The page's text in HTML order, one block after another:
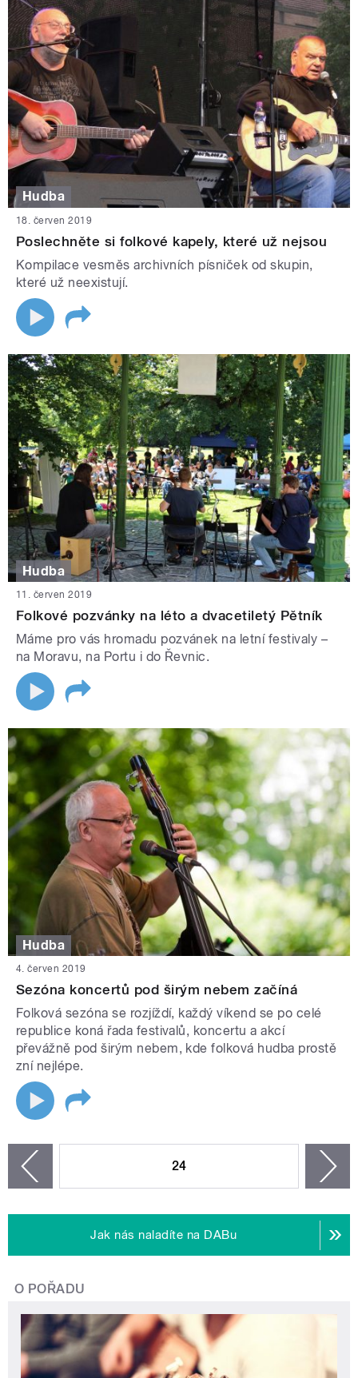
Hudba
18. červen 2019
Poslechněte si folkové kapely, které už nejsou
Kompilace vesměs archivních písniček od skupin,
které už neexistují.
Hudba
11. červen 2019
Folkové pozvánky na léto a dvacetiletý Pětník
Máme pro vás hromadu pozvánek na letní festivaly –
na Moravu, na Portu i do Řevnic.
Hudba
4. červen 2019
Sezóna koncertů pod širým nebem začíná
Folková sezóna se rozjíždí, každý víkend se po celé
republice koná řada festivalů, koncertu a akcí
převážně pod širým nebem, kde folková hudba prostě
zní nejlépe.
24
Jak nás naladíte na DABu
O POŘADU